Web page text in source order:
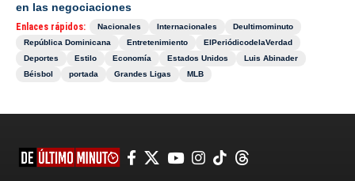
en las negociaciones
Enlaces rápidos: Nacionales Internacionales
Deultimominuto
República Dominicana
Entretenimiento
ElPeriódicodelaVerdad
Deportes
Estilo Economía Estados Unidos
Luis Abinader
Béisbol
portada Grandes Ligas MLB